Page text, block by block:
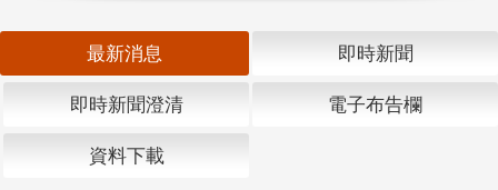
最新消息 即時新聞
即時新聞澄清 電子布告欄
資料下載